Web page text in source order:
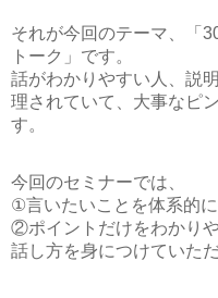
それが今回のテーマ、
「
トーク」 です。
話がわかりやすい人、説
理されていて、大事なピ
す。
今回のセミナーでは、
①言いたいことを体系的
②ポイントだけをわかり
話し方を身につけていただ